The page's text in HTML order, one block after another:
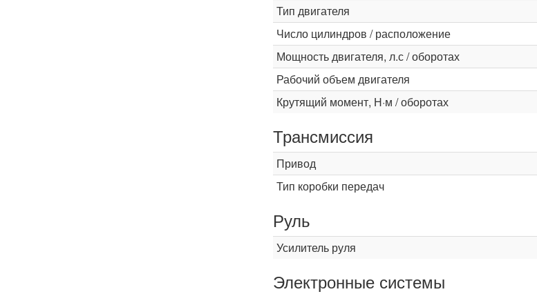
Тип двигателя
Число цилиндров / расположение
Мощность двигателя, л.с / оборотах
Рабочий объем двигателя
Крутящий момент, Н·м / оборотах
Трансмиссия
Привод
Тип коробки передач
Руль
Усилитель руля
Электронные системы